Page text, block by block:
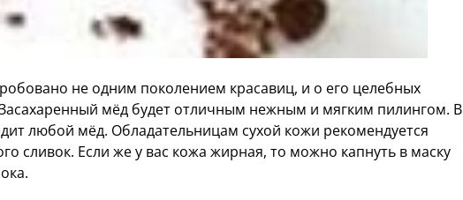
не одним поколением красавиц, и о его целебных
Засахаренный мёд будет отличным нежным и мягким пилингом. В
любой мёд. Обладательницам сухой кожи рекомендуется
сливок. Если же у вас кожа жирная, то можно капнуть в маску